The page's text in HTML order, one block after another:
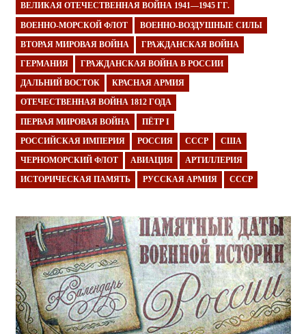
ВЕЛИКАЯ ОТЕЧЕСТВЕННАЯ ВОЙНА 1941—1945 ГГ.
ВОЕННО-МОРСКОЙ ФЛОТ ВОЕННО-ВОЗДУШНЫЕ СИЛЫ
ВТОРАЯ МИРОВАЯ ВОЙНА ГРАЖДАНСКАЯ ВОЙНА
ГЕРМАНИЯ ГРАЖДАНСКАЯ ВОЙНА В РОССИИ
ДАЛЬНИЙ ВОСТОК КРАСНАЯ АРМИЯ
ОТЕЧЕСТВЕННАЯ ВОЙНА 1812 ГОДА
ПЕРВАЯ МИРОВАЯ ВОЙНА ПЁТР I
РОССИЙСКАЯ ИМПЕРИЯ РОССИЯ СССР США
ЧЕРНОМОРСКИЙ ФЛОТ АВИАЦИЯ АРТИЛЛЕРИЯ
ИСТОРИЧЕСКАЯ ПАМЯТЬ РУССКАЯ АРМИЯ СССР